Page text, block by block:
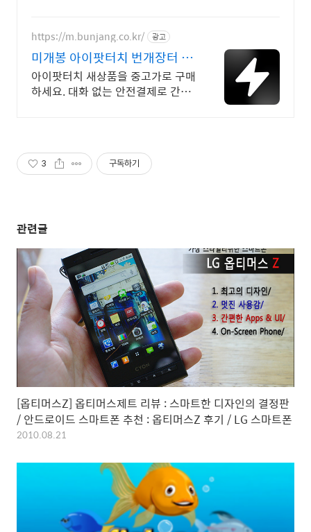
https://m.bunjang.co.kr/ 광고
미개봉 아이팟터치 번개장터 국
내 최대 브랜드 중고거래
아이팟터치 새상품을 중고가로 구매
하세요. 대화 없는 안전결제로 간편
3 구독하기
관련글
[옵티머스Z] 옵티머스제트 리뷰 : 스마트한 디자인의 결정판
/ 안드로이드 스마트폰 추천 : 옵티머스Z 후기 / LG 스마트폰
2010.08.21